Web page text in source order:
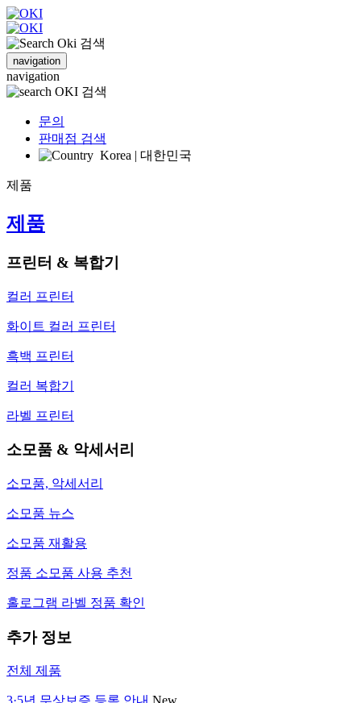
검색
navigation
navigation
검색
문의
판매점 검색
Korea | 대한민국
제품
제품
프린터 & 복합기
컬러 프린터
화이트 컬러 프린터
흑백 프린터
컬러 복합기
라벨 프린터
소모품 & 악세서리
소모품, 악세서리
소모품 뉴스
소모품 재활용
정품 소모품 사용 추천
홀로그램 라벨 정품 확인
추가 정보
전체 제품